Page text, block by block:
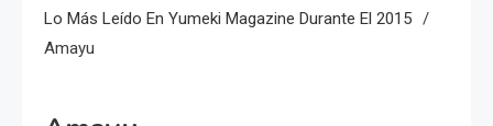
Lo Más Leído En Yumeki Magazine Durante El 2015
Amayu